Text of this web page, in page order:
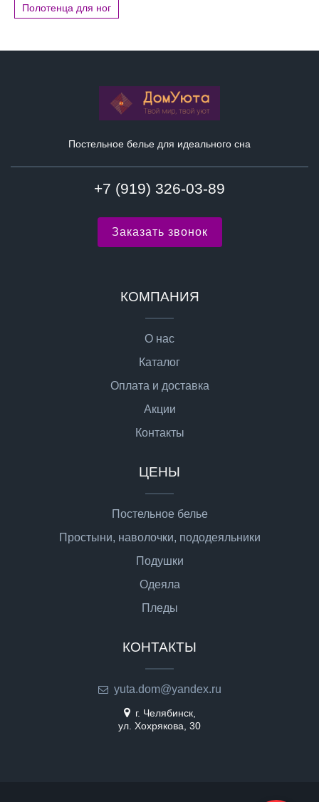
Полотенца для ног
Постельное белье для идеального сна
+7 (919) 326-03-89
Заказать звонок
КОМПАНИЯ
О нас
Каталог
Оплата и доставка
Акции
Контакты
ЦЕНЫ
Постельное белье
Простыни, наволочки, пододеяльники
Подушки
Одеяла
Пледы
КОНТАКТЫ
yuta.dom@yandex.ru
г. Челябинск,
ул. Хохрякова, 30